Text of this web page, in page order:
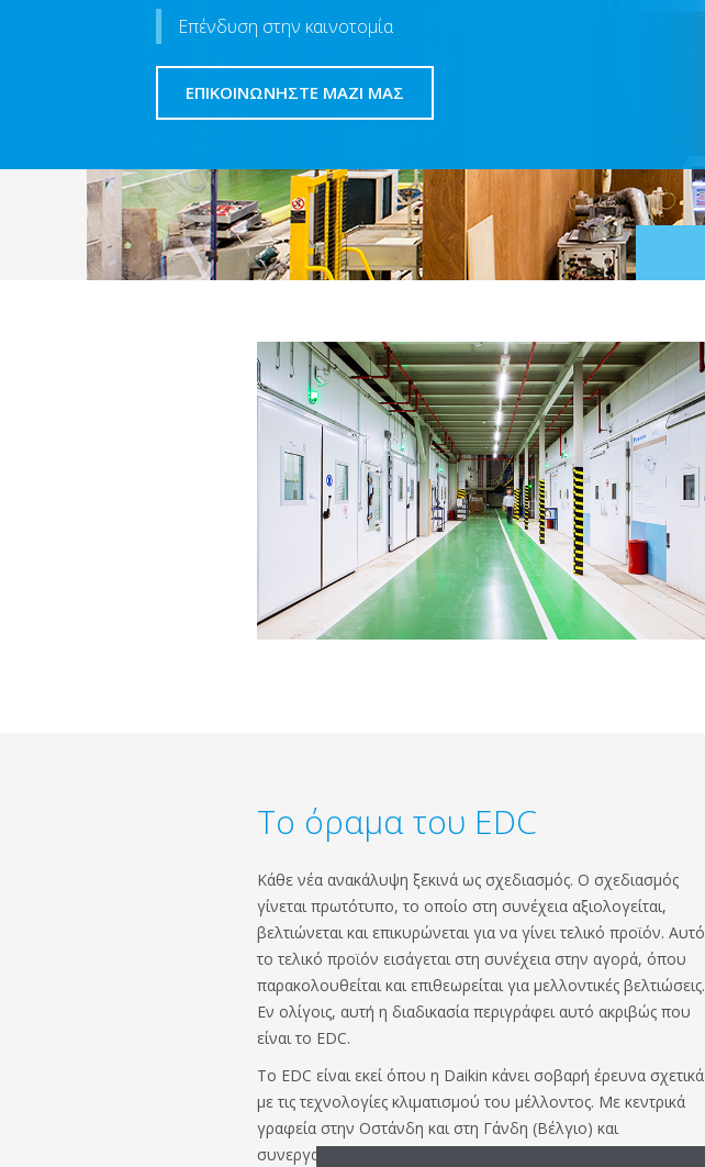
Επένδυση στην καινοτομία
ΕΠΙΚΟΙΝΩΝΗΣΤΕ ΜΑΖΙ ΜΑΣ
Το όραμα του EDC
Κάθε νέα ανακάλυψη ξεκινά ως σχεδιασμός. Ο σχεδιασμός
γίνεται πρωτότυπο, το οποίο στη συνέχεια αξιολογείται,
βελτιώνεται και επικυρώνεται για να γίνει τελικό προϊόν. Αυτό
το τελικό προϊόν εισάγεται στη συνέχεια στην αγορά, όπου
παρακολουθείται και επιθεωρείται για μελλοντικές βελτιώσεις.
Εν ολίγοις, αυτή η διαδικασία περιγράφει αυτό ακριβώς που
είναι το EDC.
Το EDC είναι εκεί όπου η Daikin κάνει σοβαρή έρευνα σχετικά
με τις τεχνολογίες κλιματισμού του μέλλοντος. Με κεντρικά
γραφεία στην Οστάνδη και στη Γάνδη (Βέλγιο) και
συνεργαζόμενα κέντρα στην Γκέγκλινγκεν (Γερμανία), την